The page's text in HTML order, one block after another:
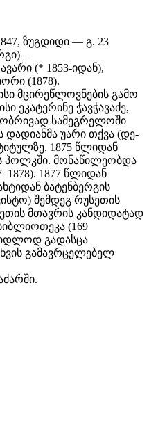
ზუგდიდი ― გ. 23
–
(* 1853-იდან),
(1878).
მცირეწლოვნების გამო
ეკატერინე ჭავჭავაძე,
სამეგრელოში
დადიანმა უარი თქვა (დე-
1875 წლიდან
პოლკში. მონაწილეობდა
1877 წლიდან
ბატენბერგის
შემდეგ რუსეთის
მთავრის კანდიდატად
(169
გადასცა
გამავრცელებელ